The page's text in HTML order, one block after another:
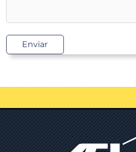
Enviar